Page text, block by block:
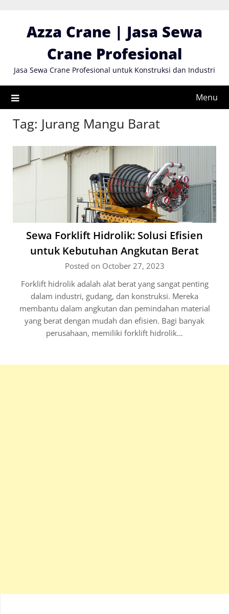
contentAzza Crane | Jasa Sewa
Crane Profesional
Jasa Sewa Crane Profesional untuk Konstruksi dan Industri
Menu
Tag: Jurang Mangu Barat
Sewa Forklift Hidrolik: Solusi Efisien
untuk Kebutuhan Angkutan Berat
Posted on October 27, 2023
Forklift hidrolik adalah alat berat yang sangat penting
dalam industri, gudang, dan konstruksi. Mereka
membantu dalam angkutan dan pemindahan material
yang berat dengan mudah dan efisien. Bagi banyak
perusahaan, memiliki forklift hidrolik…